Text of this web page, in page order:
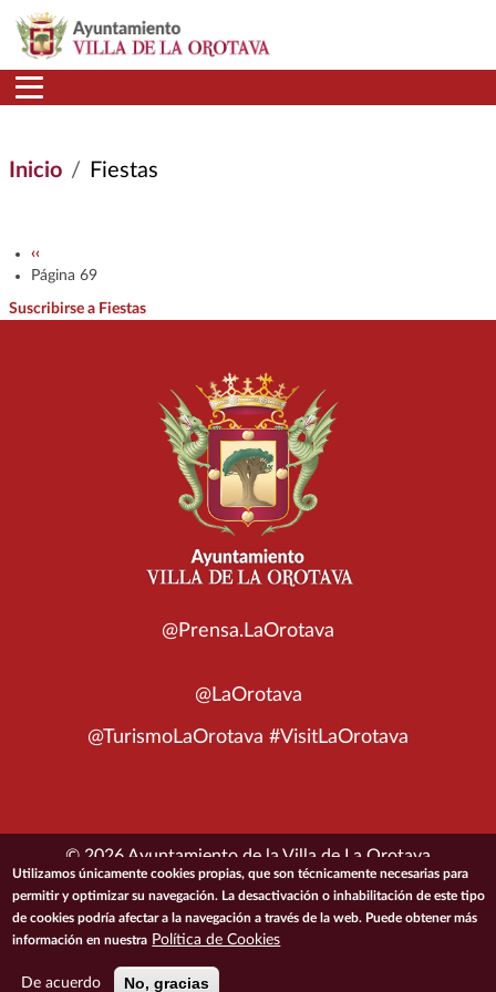
Pasar al contenido principal
Inicio Fiestas
Paginación
Página anterior
‹‹
Página 69
Suscribirse a Fiestas
@Prensa.LaOrotava
@LaOrotava
@TurismoLaOrotava #VisitLaOrotava
© 2026 Ayuntamiento de la Villa de La Orotava
ACCESIBILIDAD CONDICIONES DE USO POLÍTICA DE PRIVACIDAD
POLÍTICA DE COOKIESMAPA DEL SITIO
Utilizamos únicamente cookies propias, que son técnicamente necesarias para
permitir y optimizar su navegación. La desactivación o inhabilitación de este tipo
de cookies podría afectar a la navegación a través de la web. Puede obtener más
información en nuestra Política de Cookies
De acuerdo No, gracias